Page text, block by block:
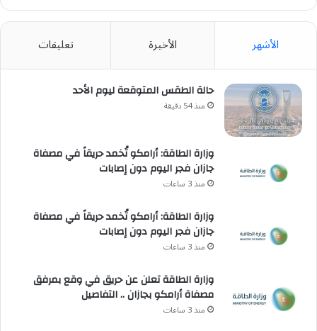
الأشهر الأخيرة تعليقات
حالة الطقس المتوقعة ليوم الأحد
منذ 54 دقيقة
وزارة الطاقة: أرامكو تُخمد حريقاً في مصفاة
جازان فجر اليوم دون إصابات
منذ 3 ساعات
وزارة الطاقة: أرامكو تُخمد حريقاً في مصفاة
جازان فجر اليوم دون إصابات
منذ 3 ساعات
وزارة الطاقة تعلن عن حريق في وقع بمرفق
مصفاة أرامكو بجازان .. التفاصيل
منذ 3 ساعات